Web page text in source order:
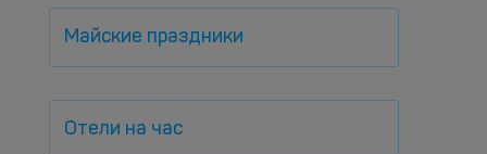
Майские праздники
Отели на час